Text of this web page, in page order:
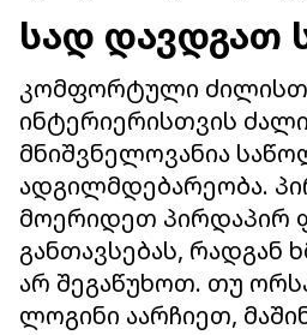
სად დავდგათ
კომფორტული
ინტერიერისთვის
მნიშვნელოვანია
ადგილმდებარეობა.
მოერიდეთ პირდაპირ
განთავსებას, რადგან
არ შეგაწუხოთ. თუ
ლოგინი აარჩიეთ,